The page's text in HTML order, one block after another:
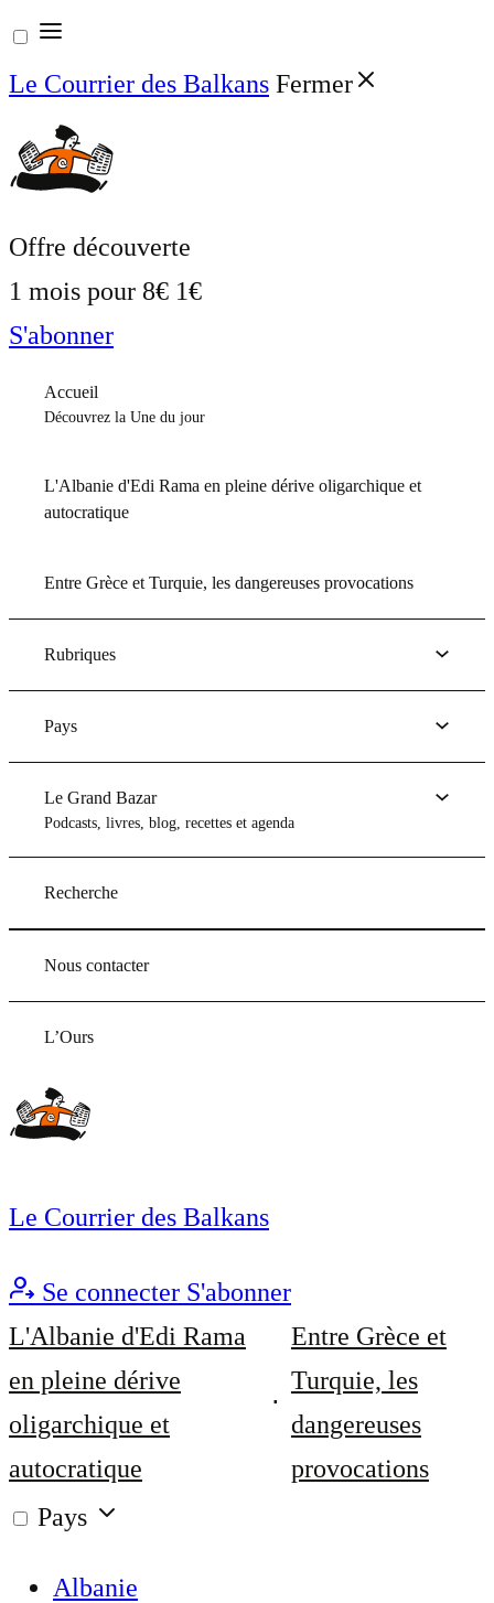
Aller
au
contenu
Le Courrier des Balkans Fermer
Offre découverte
1 mois pour 8€ 1€
S'abonner
Accueil
Découvrez la Une du jour
L'Albanie d'Edi Rama en pleine dérive oligarchique et
autocratique
Entre Grèce et Turquie, les dangereuses provocations
Rubriques
Pays
Le Grand Bazar
Podcasts, livres, blog, recettes et agenda
Recherche
Nous contacter
L’Ours
Le Courrier des Balkans
Se connecter S'abonner
L'Albanie d'Edi Rama
en pleine dérive
oligarchique et
autocratique
Entre Grèce et
Turquie, les
dangereuses
provocations
Pays
Albanie